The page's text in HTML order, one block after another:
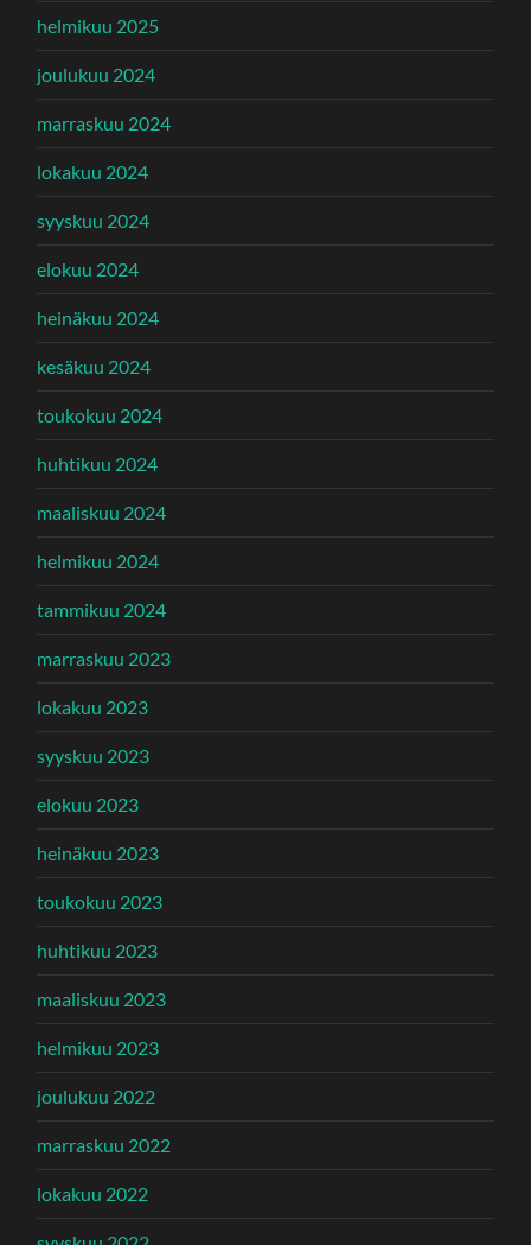
helmikuu 2025
joulukuu 2024
marraskuu 2024
lokakuu 2024
syyskuu 2024
elokuu 2024
heinäkuu 2024
kesäkuu 2024
toukokuu 2024
huhtikuu 2024
maaliskuu 2024
helmikuu 2024
tammikuu 2024
marraskuu 2023
lokakuu 2023
syyskuu 2023
elokuu 2023
heinäkuu 2023
toukokuu 2023
huhtikuu 2023
maaliskuu 2023
helmikuu 2023
joulukuu 2022
marraskuu 2022
lokakuu 2022